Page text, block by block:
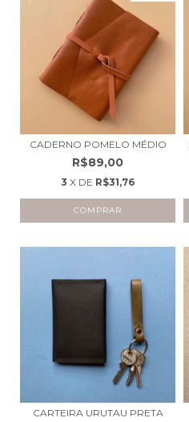
CADERNO POMELO MÉDIO
R$89,00
3 X DE R$31,76
CARTEIRA URUTAU PRETA